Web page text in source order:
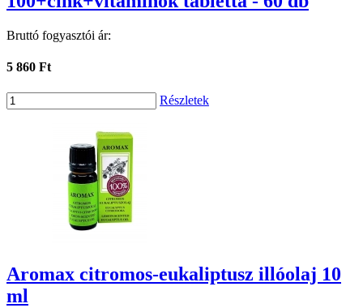
Bruttó fogyasztói ár:
5 860 Ft
Részletek
Aromax citromos-eukaliptusz illóolaj 10
ml